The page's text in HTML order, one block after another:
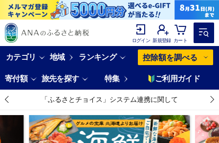
ログイン 新規登録 カート
カテゴリ 地域 ランキング 控除額を調べる
寄付額 旅先を探す 特集 ご利用ガイド
「ふるさとチョイス」システム連携に関して